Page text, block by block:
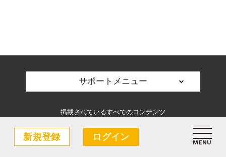
新規登録 ログイン
MENU
サポートメニュー
掲載されているすべてのコンテンツ
© 2026 JME/株式会社ラグスパイラル